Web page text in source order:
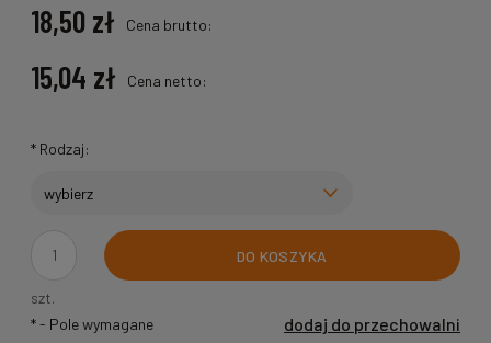
Cena brutto:
18,50 zł
Cena netto:
15,04 zł
* Rodzaj:
szt.
DO KOSZYKA
dodaj do przechowalni
*- Pole wymagane